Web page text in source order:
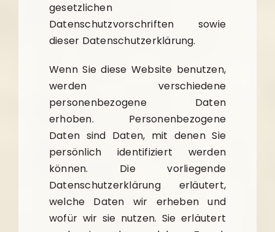
gesetzlichen
Datenschutzvorschriften sowie
dieser Datenschutzerklärung.
Wenn Sie diese Website benutzen,
werden verschiedene
personenbezogene Daten
erhoben. Personenbezogene
Daten sind Daten, mit denen Sie
persönlich identifiziert werden
können. Die vorliegende
Datenschutzerklärung erläutert,
welche Daten wir erheben und
wofür wir sie nutzen. Sie erläutert